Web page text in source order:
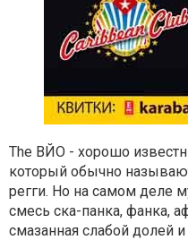
Тhe ВЙО - хорошо
который обычно
регги. Но на самом деле
смесь ска-панка, фанка,
смазанная слабой долей